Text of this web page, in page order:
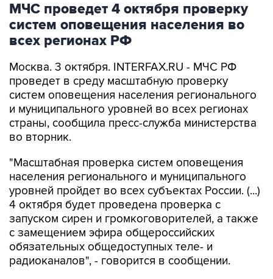
МЧС проведет 4 октября проверку
систем оповещения населения во
всех регионах РФ
Москва. 3 октября. INTERFAX.RU - МЧС РФ
проведет в среду масштабную проверку
систем оповещения населения регионального
и муниципального уровней во всех регионах
страны, сообщила пресс-служба министерства
во вторник.
"Масштабная проверка систем оповещения
населения регионального и муниципального
уровней пройдет во всех субъектах России. (...)
4 октября будет проведена проверка с
запуском сирен и громкоговорителей, а также
с замещением эфира общероссийских
обязательных общедоступных теле- и
радиоканалов", - говорится в сообщении.